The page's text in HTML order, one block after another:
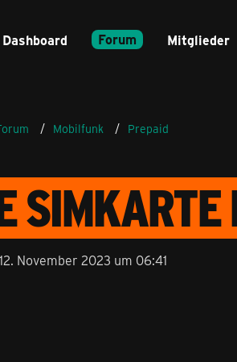
Dashboard Forum Mitglieder
Mobilfunk Prepaid
12. November 2023 um 06:41